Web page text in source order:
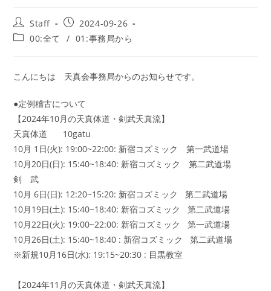
投
稿
者:
Staff
投
稿
公
2024-09-26
投
テ
ゴ
ー:
00:全て / 01:事務局から
こんにちは 天真会事務局からのお知らせです。
●定例稽古について
【2024年10月の天真体道・剣武天真流】
天真体道 10gatu
10月 1日(火): 19:00~22:00: 新宿コズミック 第一武道場
10月20日(日): 15:40~18:40: 新宿コズミック 第二武道場
剣 武
10月 6日(日): 12:20~15:20: 新宿コズミック 第二武道場
10月19日(土): 15:40~18:40: 新宿コズミック 第二武道場
10月22日(火): 19:00~22:00: 新宿コズミック 第一武道場
10月26日(土): 15:40~18:40 : 新宿コズミック 第二武道場
※新規10月16日(水): 19:15~20:30 : 目黒教室
【2024年11月の天真体道・剣武天真流】